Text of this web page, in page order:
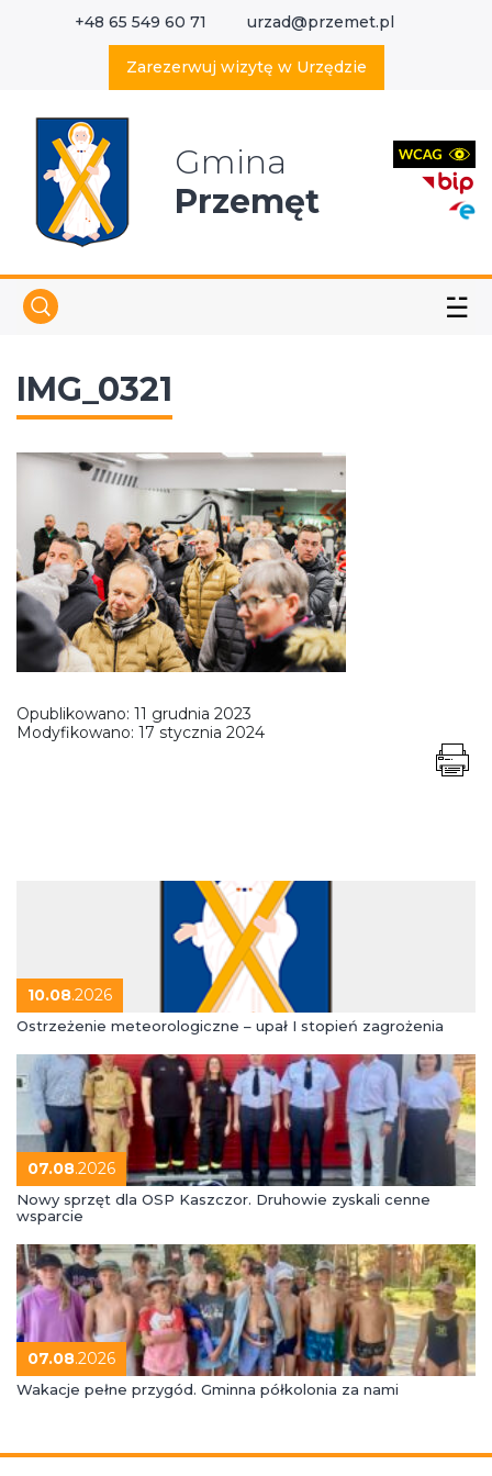
+48 65 549 60 71 urzad@przemet.pl
Zarezerwuj wizytę w Urzędzie
Gmina
Przemęt
☱
IMG_0321
Opublikowano: 11 grudnia 2023
Modyfikowano: 17 stycznia 2024
10.08.2026
Ostrzeżenie meteorologiczne – upał I stopień zagrożenia
07.08.2026
Nowy sprzęt dla OSP Kaszczor. Druhowie zyskali cenne
wsparcie
07.08.2026
Wakacje pełne przygód. Gminna półkolonia za nami
Wyszukaj w serwisie